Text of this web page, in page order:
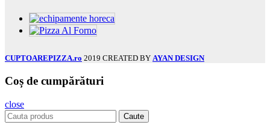
CUPTOAREPIZZA.ro 2019 CREATED BY AYAN DESIGN
Coș de cumpărături
close
Caute